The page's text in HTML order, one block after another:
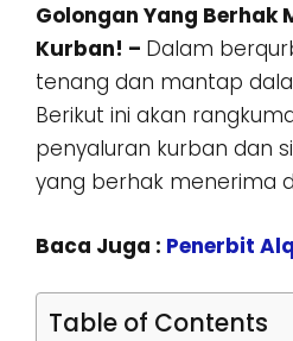
Golongan Yang Berhak
Kurban! – Dalam
tenang dan mantap
Berikut ini akan
penyaluran kurban dan
yang berhak menerima
Baca Juga : Penerbit
Table of Contents